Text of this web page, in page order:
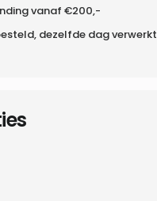
vanaf €200,-
dezelfde dag verwerkt